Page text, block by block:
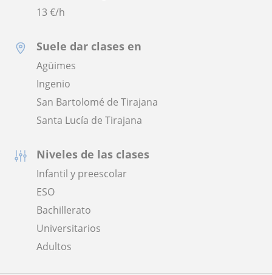
13 €/h
Suele dar clases en
Agüimes
Ingenio
San Bartolomé de Tirajana
Santa Lucía de Tirajana
Niveles de las clases
Infantil y preescolar
ESO
Bachillerato
Universitarios
Adultos